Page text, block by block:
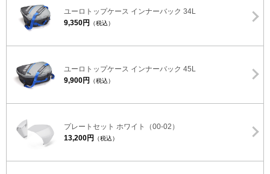
ユーロトップケース インナーバック 34L
9,350円 （税込）
ユーロトップケース インナーバック 45L
9,900円 （税込）
プレートセット ホワイト（00-02）
13,200円 （税込）